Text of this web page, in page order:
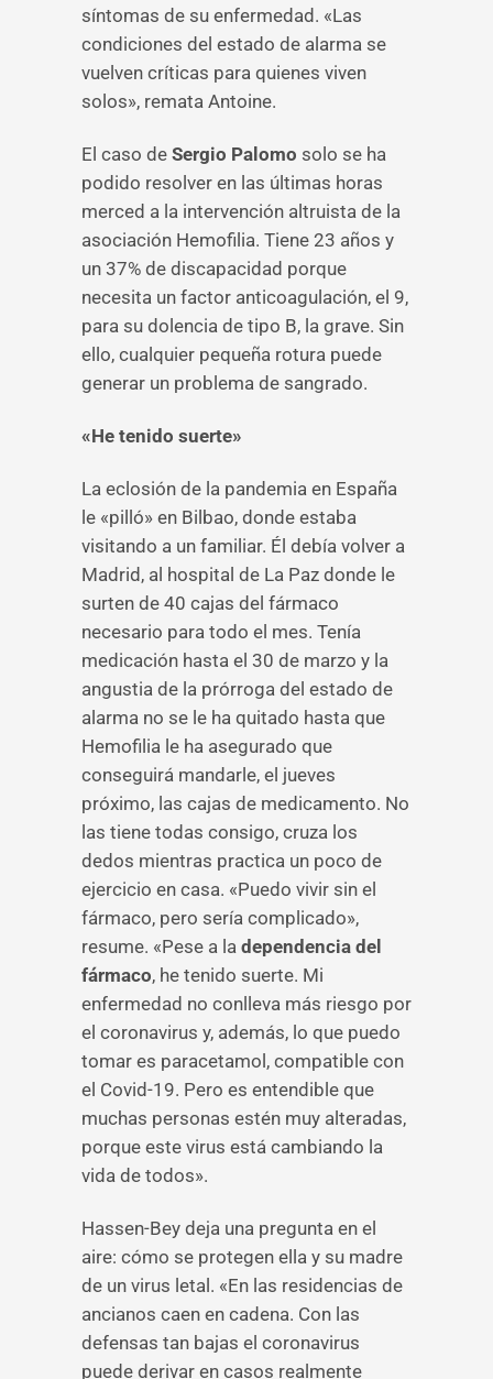
síntomas de su enfermedad. «Las
condiciones del estado de alarma se
vuelven críticas para quienes viven
solos», remata Antoine.
El caso de Sergio Palomo solo se ha
podido resolver en las últimas horas
merced a la intervención altruista de la
asociación Hemofilia. Tiene 23 años y
un 37% de discapacidad porque
necesita un factor anticoagulación, el 9,
para su dolencia de tipo B, la grave. Sin
ello, cualquier pequeña rotura puede
generar un problema de sangrado.
«He tenido suerte»
La eclosión de la pandemia en España
le «pilló» en Bilbao, donde estaba
visitando a un familiar. Él debía volver a
Madrid, al hospital de La Paz donde le
surten de 40 cajas del fármaco
necesario para todo el mes. Tenía
medicación hasta el 30 de marzo y la
angustia de la prórroga del estado de
alarma no se le ha quitado hasta que
Hemofilia le ha asegurado que
conseguirá mandarle, el jueves
próximo, las cajas de medicamento. No
las tiene todas consigo, cruza los
dedos mientras practica un poco de
ejercicio en casa. «Puedo vivir sin el
fármaco, pero sería complicado»,
resume. «Pese a la dependencia del
fármaco, he tenido suerte. Mi
enfermedad no conlleva más riesgo por
el coronavirus y, además, lo que puedo
tomar es paracetamol, compatible con
el Covid-19. Pero es entendible que
muchas personas estén muy alteradas,
porque este virus está cambiando la
vida de todos».
Hassen-Bey deja una pregunta en el
aire: cómo se protegen ella y su madre
de un virus letal. «En las residencias de
ancianos caen en cadena. Con las
defensas tan bajas el coronavirus
puede derivar en casos realmente